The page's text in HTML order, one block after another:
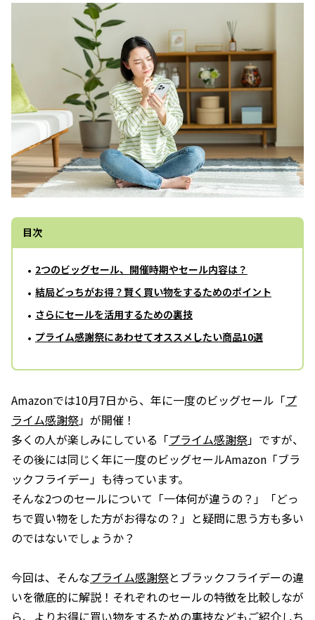
目次
2つのビッグセール、開催時期やセール内容は？
結局どっちがお得？賢く買い物をするためのポイント
さらにセールを活用するための裏技
プライム感謝祭にあわせてオススメしたい商品10選
Amazonでは10月7日から、年に一度のビッグセール「プ
ライム感謝祭」が開催！
多くの人が楽しみにしている「プライム感謝祭」ですが、
その後には同じく年に一度のビッグセールAmazon「ブラ
ックフライデー」も待っています。
そんな2つのセールについて「一体何が違うの？」「どっ
ちで買い物をした方がお得なの？」と疑問に思う方も多い
のではないでしょうか？
今回は、そんなプライム感謝祭とブラックフライデーの違
いを徹底的に解説！それぞれのセールの特徴を比較しなが
ら、よりお得に買い物をするための裏技などもご紹介しち